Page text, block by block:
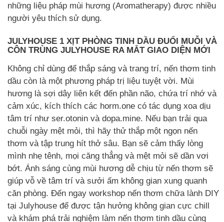
những liệu pháp mùi hương (Aromatherapy) được nhiều
người yêu thích sử dụng.
JULYHOUSE 1 XỊT PHÒNG TINH DẦU ĐUỔI MUỖI VÀ
CÔN TRÙNG JULYHOUSE RA MẮT GIAO DIỆN MỚI
Không chỉ dùng để thắp sáng và trang trí, nến thơm tinh
dầu còn là một phương pháp trị liệu tuyệt vời. Mùi
hương là sợi dây liên kết đến phần não, chứa trí nhớ và
cảm xúc, kích thích các horm.one có tác dụng xoa dịu
tâm trí như ser.otonin và dopa.mine. Nếu bạn trải qua
chuỗi ngày mệt mỏi, thì hãy thử thắp một ngọn nến
thơm và tập trung hít thở sâu. Bạn sẽ cảm thấy lòng
mình nhẹ tênh, mọi căng thẳng và mệt mỏi sẽ dần vơi
bớt. Ánh sáng cùng mùi hương dễ chịu từ nến thơm sẽ
giúp vỗ về tâm trí và sưởi ấm không gian xung quanh
căn phòng. Đến ngay workshop nến thơm chữa lành DIY
tại Julyhouse để được tận hưởng không gian cực chill
và khám phá trải nghiệm làm nến thơm tinh dầu cùng